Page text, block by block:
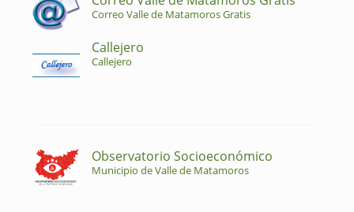
Correo Valle de Matamoros Gratis
Callejero
Callejero
Observatorio Socioeconómico
Municipio de Valle de Matamoros